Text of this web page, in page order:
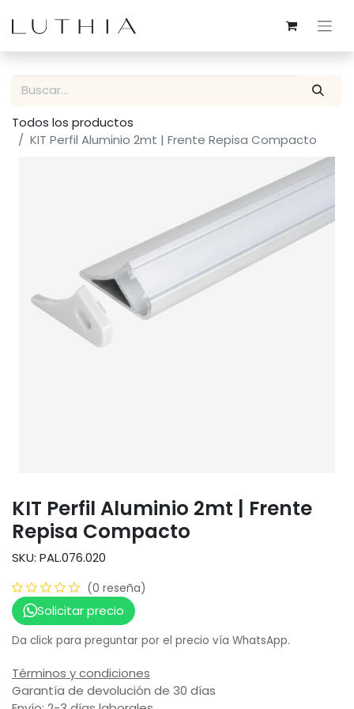
Todos los productos
KIT Perfil Aluminio 2mt | Frente Repisa Compacto
KIT Perfil Aluminio 2mt | Frente
Repisa Compacto
SKU: PAL.076.020
(0 reseña)
Solicitar precio
Da click para preguntar por el precio vía WhatsApp.
Términos y condiciones
Garantía de devolución de 30 días